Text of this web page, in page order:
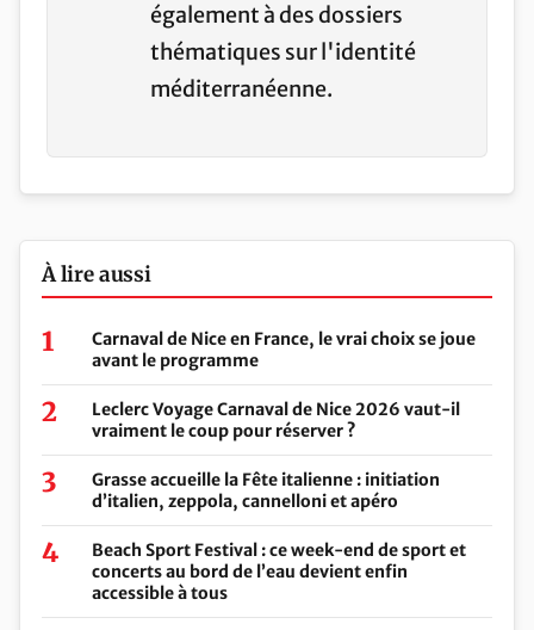
également à des dossiers
thématiques sur l'identité
méditerranéenne.
À lire aussi
Carnaval de Nice en France, le vrai choix se joue
avant le programme
Leclerc Voyage Carnaval de Nice 2026 vaut-il
vraiment le coup pour réserver ?
Grasse accueille la Fête italienne : initiation
d’italien, zeppola, cannelloni et apéro
Beach Sport Festival : ce week-end de sport et
concerts au bord de l’eau devient enfin
accessible à tous